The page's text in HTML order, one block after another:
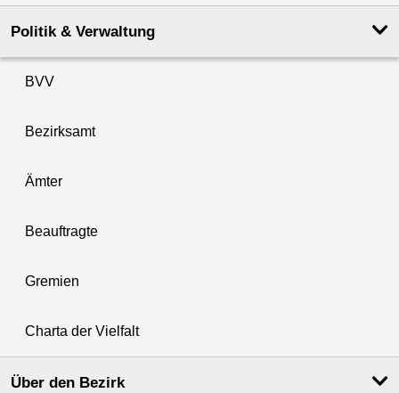
Politik & Verwaltung
BVV
Bezirksamt
Ämter
Beauftragte
Gremien
Charta der Vielfalt
Über den Bezirk